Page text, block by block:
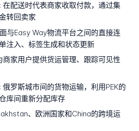
在配送时代表商家收取付款，通过集
转回卖家
与Easy Way物流平台之间的直接连
注入、标签生成和状态更新
商家用户提供货运管理、跟踪可见性
俄罗斯城市间的货物运输，利用PEK的
库间重新分配库存
、欧洲国家和China的跨境运